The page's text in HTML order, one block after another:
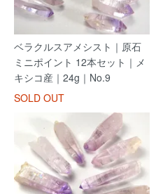
ベラクルスアメシスト｜原石
ミニポイント 12本セット｜メ
キシコ産｜24g｜No.9
SOLD OUT